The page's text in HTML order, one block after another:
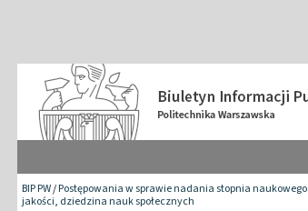
BIP PW/Postępowania w sprawie nadania stopnia naukowego
jakości, dziedzina nauk społecznych